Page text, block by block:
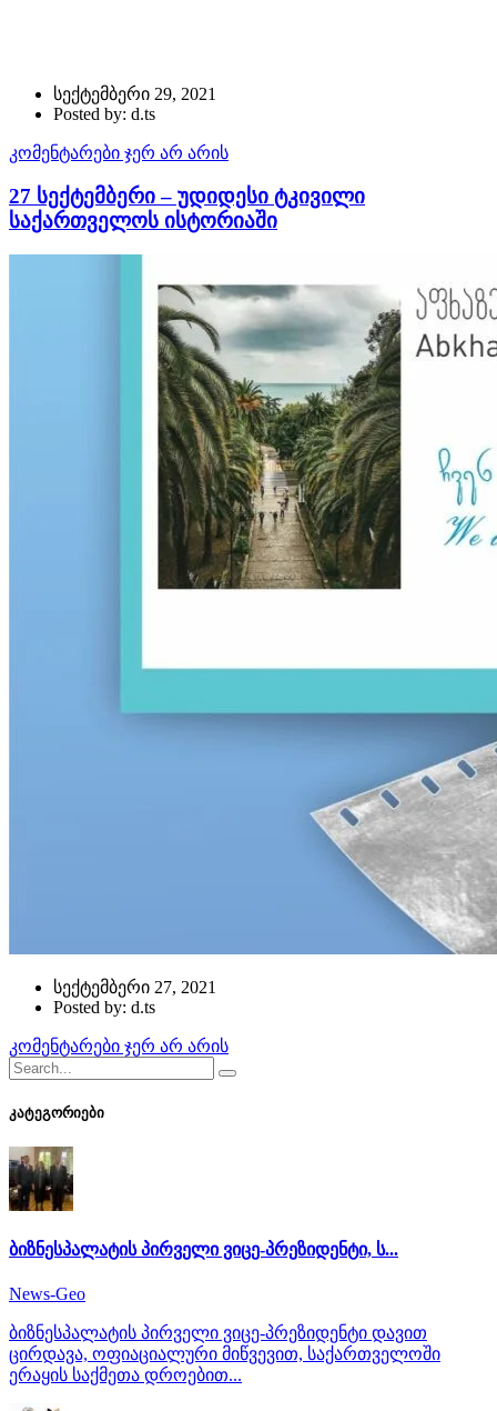
სექტემბერი 29, 2021
Posted by: d.ts
კომენტარები ჯერ არ არის
27 სექტემბერი – უდიდესი ტკივილი
საქართველოს ისტორიაში
სექტემბერი 27, 2021
Posted by: d.ts
კომენტარები ჯერ არ არის
კატეგორიები
ბიზნესპალატის პირველი ვიცე-პრეზიდენტი, ს...
News-Geo
ბიზნესპალატის პირველი ვიცე-პრეზიდენტი დავით
ცირდავა, ოფიაციალური მიწვევით, საქართველოში
ერაყის საქმეთა დროებით...